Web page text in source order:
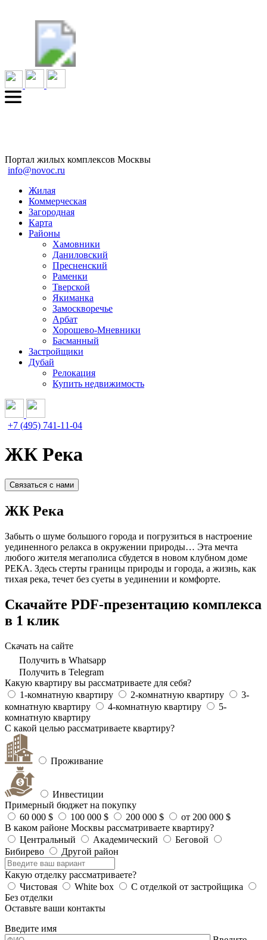
Портал жилых комплексов Москвы
info@novoc.ru
Жилая
Коммерческая
Загородная
Карта
Районы
Хамовники
Даниловский
Пресненский
Раменки
Тверской
Якиманка
Замоскворечье
Арбат
Хорошево-Мневники
Басманный
Застройщики
Дубай
Релокация
Купить недвижимость
+7 (495) 741-11-04
ЖК Река
Связаться с нами
ЖК Река
Забыть о шуме большого города и погрузиться в настроение
уединенного релакса в окружении природы… Эта мечта
любого жителя мегаполиса сбудется в новом клубном доме
РЕКА. Здесь стерты границы природы и города, а жизнь, как
тихая река, течет без суеты в уединении и комфорте.
Скачайте PDF-презентацию комплекса
в 1 клик
Скачать на сайте
Получить в Whatsapp
Получить в Telegram
Какую квартиру вы рассматриваете для себя?
1-комнатную квартиру
2-комнатную квартиру
3-
комнатную квартиру
4-комнатную квартиру
5-
комнатную квартиру
С какой целью рассматриваете квартиру?
Проживание
Инвестиции
Примерный бюджет на покупку
60 000 $
100 000 $ 200 000 $
от 200 000 $
В каком районе Москвы рассматриваете квартиру?
Центральный
Академический
Беговой
Бибирево
Другой район
Какую отделку рассматриваете?
Чистовая
White box
С отделкой от застройщика
Без отделки
Оставьте ваши контакты
Введите имя